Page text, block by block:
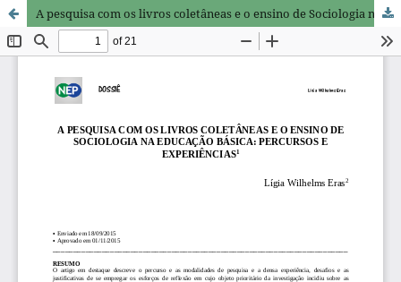
A pesquisa com os livros coletâneas e o ensino de Sociologia na educação básica: percursos e experiências